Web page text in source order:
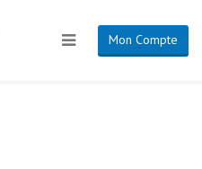
Mon Compte